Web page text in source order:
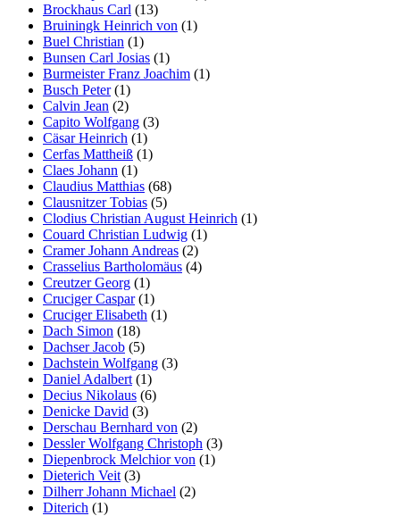
Brockhaus Carl (13)
Bruiningk Heinrich von (1)
Buel Christian (1)
Bunsen Carl Josias (1)
Burmeister Franz Joachim (1)
Busch Peter(1)
Calvin Jean (2)
Capito Wolfgang (3)
Cäsar Heinrich (1)
Cerfas Mattheiß (1)
Claes Johann (1)
Claudius Matthias (68)
Clausnitzer Tobias (5)
Clodius Christian August Heinrich (1)
Couard Christian Ludwig (1)
Cramer Johann Andreas (2)
Crasselius Bartholomäus (4)
Creutzer Georg (1)
Cruciger Caspar(1)
Cruciger Elisabeth (1)
Dach Simon (18)
Dachser Jacob (5)
Dachstein Wolfgang (3)
Daniel Adalbert (1)
Decius Nikolaus (6)
Denicke David (3)
Derschau Bernhard von (2)
Dessler Wolfgang Christoph (3)
Diepenbrock Melchior von (1)
Dieterich Veit (3)
Dilherr Johann Michael (2)
Diterich (1)